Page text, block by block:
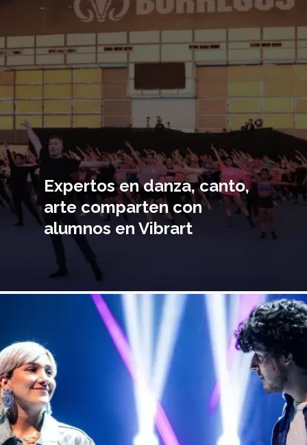
principal
Expertos en danza, canto,
arte comparten con
alumnos en Vibrart